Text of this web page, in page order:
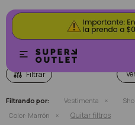
 SHORTS Y
Filtrando por: Vestimenta
Color: Marrón Quitar filtros